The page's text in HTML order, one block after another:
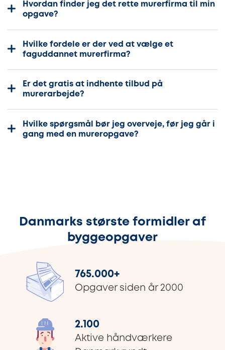
Hvordan finder jeg det rette murerfirma til min
opgave?
Hvilke fordele er der ved at vælge et
faguddannet murerfirma?
Er det gratis at indhente tilbud på
murerarbejde?
Hvilke spørgsmål bør jeg overveje, før jeg går i
gang med en mureropgave?
Danmarks største formidler af
byggeopgaver
765.000+
Opgaver siden år 2000
2.100
Aktive håndværkere